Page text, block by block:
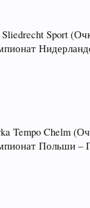
Sport
Tempo Chelm
Польши –